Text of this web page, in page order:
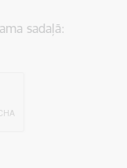
sadaļā: